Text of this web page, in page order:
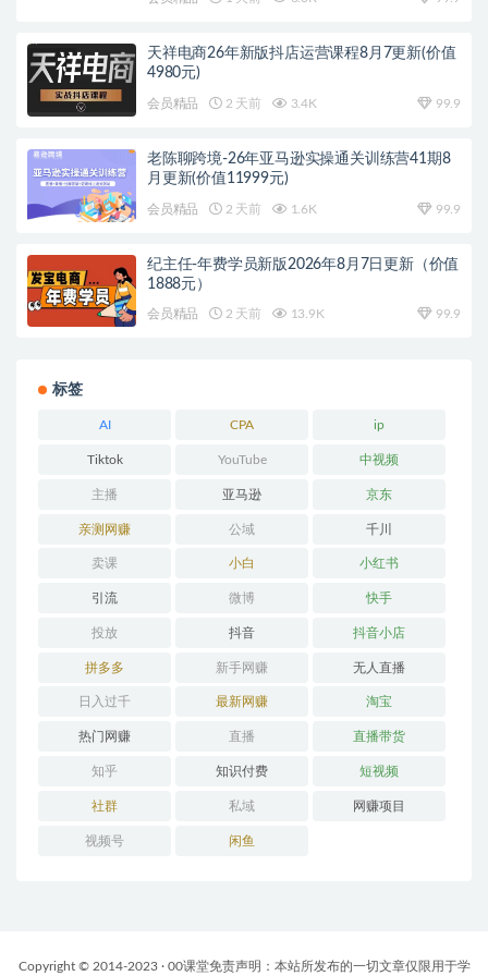
天祥电商26年新版抖店运营课程8月7更新(价值
4980元)
会员精品 2 天前 3.4K 99.9
老陈聊跨境-26年亚马逊实操通关训练营41期8
月更新(价值11999元)
会员精品 2 天前 1.6K 99.9
纪主任-年费学员新版2026年8月7日更新（价值
1888元）
会员精品 2 天前 13.9K 99.9
标签
AI CPA ip
Tiktok YouTube 中视频
主播 亚马逊 京东
亲测网赚 公域 千川
卖课 小白 小红书
引流 微博 快手
投放 抖音 抖音小店
拼多多 新手网赚 无人直播
日入过千 最新网赚 淘宝
热门网赚 直播 直播带货
知乎 知识付费 短视频
社群 私域 网赚项目
视频号 闲鱼
Copyright © 2014-2023 · 00课堂免责声明：本站所发布的一切文章仅限用于学